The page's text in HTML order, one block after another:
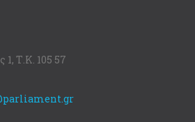
Τ.Κ. 105 57